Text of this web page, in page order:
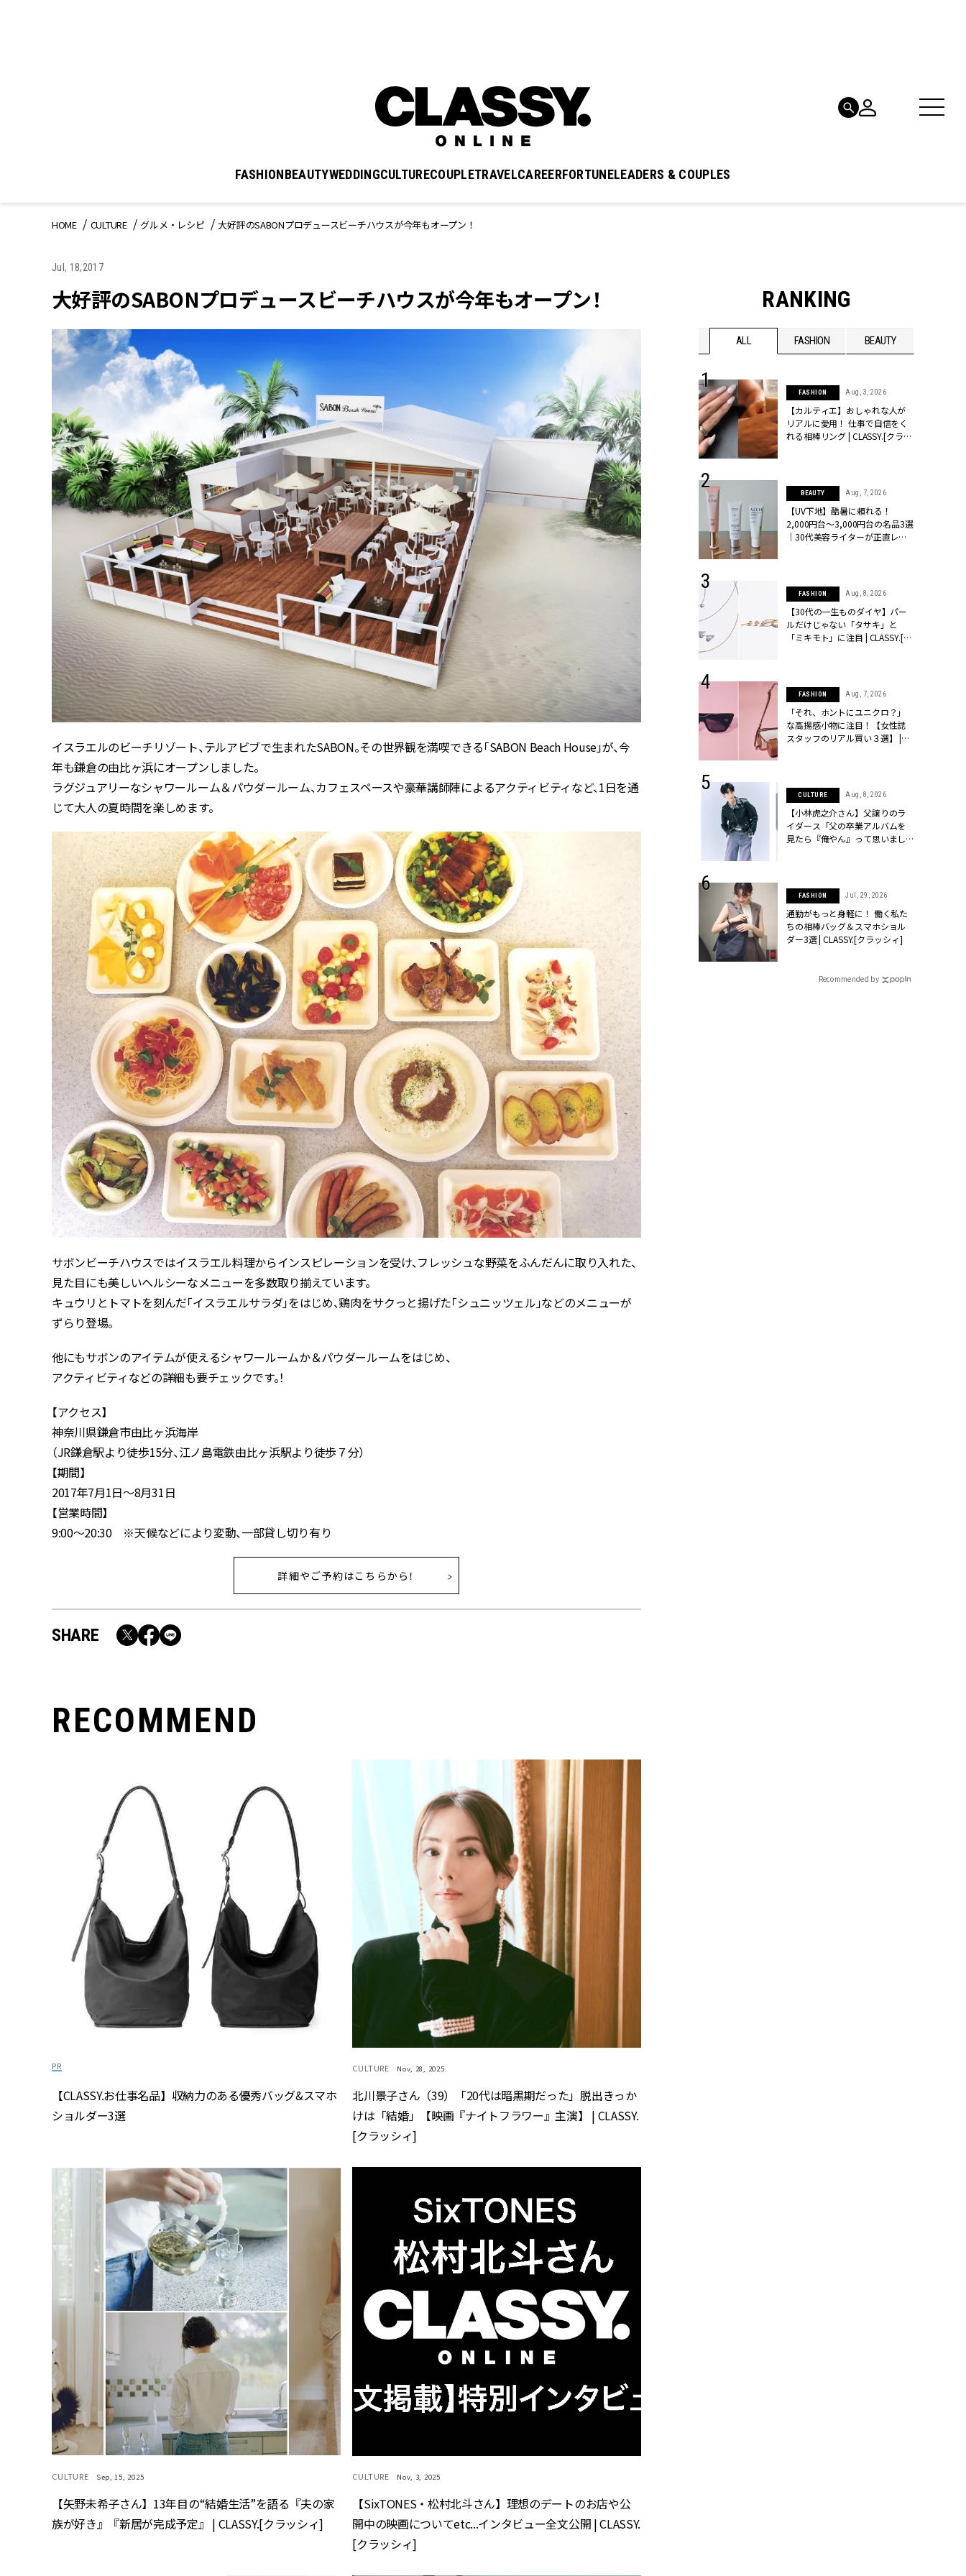
FASHIONBEAUTYWEDDINGCULTURECOUPLETRAVELCAREERFORTUNELEADERS & COUPLES
HOME CULTURE グルメ・レシピ 大好評のSABONプロデュースビーチハウスが今年もオープン！
Jul, 18,2017
大好評のSABONプロデュースビーチハウスが今年もオープン！
イスラエルのビーチリゾート、テルアビブで生まれたSABON。その世界観を満喫できる「SABON Beach House」が、今
年も鎌倉の由比ヶ浜にオープンしました。
ラグジュアリーなシャワールーム＆パウダールーム、カフェスペースや豪華講師陣によるアクティビティなど、1日を通
じて大人の夏時間を楽しめます。
サボンビーチハウスではイスラエル料理からインスピレーションを受け、フレッシュな野菜をふんだんに取り入れた、
見た目にも美しいヘルシーなメニューを多数取り揃えています。
キュウリとトマトを刻んだ「イスラエルサラダ」をはじめ、鶏肉をサクっと揚げた「シュニッツェル」などのメニューが
ずらり登場。
他にもサボンのアイテムが使えるシャワールームか＆パウダールームをはじめ、
アクティビティなどの詳細も要チェックです。！
【アクセス】
神奈川県鎌倉市由比ヶ浜海岸
（JR鎌倉駅より徒歩15分、江ノ島電鉄由比ヶ浜駅より徒歩７分）
【期間】
2017年7月1日～8月31日
【営業時間】
9:00～20:30 ※天候などにより変動、一部貸し切り有り
詳細やご予約はこちらから！
SHARE
RECOMMEND
【CLASSY.お仕事名品】収納力のある優秀バッグ&スマホ
ショルダー3選
CULTURE Nov, 28, 2025
北川景子さん（39）「20代は暗黒期だった」脱出きっか
けは「結婚」【映画『ナイトフラワー』主演】 | CLASSY.
[クラッシィ]
CULTURE Sep, 15, 2025
【矢野未希子さん】13年目の“結婚生活”を語る『夫の家
族が好き』『新居が完成予定』 | CLASSY.[クラッシィ]
CULTURE Nov, 3, 2025
【SixTONES・松村北斗さん】理想のデートのお店や公
開中の映画についてetc...インタビュー全文公開 | CLASSY.
[クラッシィ]
RANKING
ALL FASHION BEAUTY
【UV下地】酷暑に頼れる！
2,000円台〜3,000円台の名品3選
｜30代美容ライターが正直レビ
ュー | CLASSY.[クラッシィ]
BEAUTY Sep, 25, 2025
マルジェラの“レプリカ”に新作
も！注目度急上昇の『フレグラ
ンス』５選 | CLASSY.[クラッシ
ィ]
BEAUTY Aug, 8, 2026
【シャネル】「ココ マドモアゼ
ル クラッシュ アプソリュ」の限
定カフェが登場！世界観に没入
できる体験型イベントが開催 |
CLASSY.[クラッシィ]
Aug, 6, 2026
【ヘアアクセ6選】手抜きに見え
ない！アラサーのまとめ髪が垢
CLASSY.[クラッシィ]
BEAUTY Aug, 5, 2026
のお手入れでうるおってなめら
かな肌を目指す | CLASSY.[クラッ
シィ]
BEAUTY Aug, 8, 2026
“盛りすぎない”がトレンド！
【最旬マスカラ4選】さりげない
ボリュームと絶妙カラー |
CLASSY.[クラッシィ]
WEDDING Jun, 30, 2026
【一生ものジュエリー】1つでも
存在感が際立つ！ポメラートの
「トゥギャザー」シリーズに注
目 | CLASSY.[クラッシィ]
WEDDING Feb, 16, 2026
結婚式に黒ドレスはアリ？お呼
ばれで失敗しないコーデ＆マナ
ーを解説 | CLASSY.[クラッシィ]
エピソードも | CLASSY.[クラッシ
【トレンドの巻き方３選】結婚
式ゲスト服の鉄板“シンプル黒ワ
正解！ | CLASSY.[クラッシィ]
WEDDING Dec, 9, 2025
を『マリッジ』に選ぶ人増えて
ます！ | CLASSY.[クラッシィ]
FASHION Aug, 3, 2026
【カルティエ】おしゃれな人が
リアルに愛用！ 仕事で自信をく
れる相棒リング | CLASSY.[クラッ
BEAUTY Aug, 7, 2026
【UV下地】酷暑に頼れる！
2,000円台〜3,000円台の名品3選
｜30代美容ライターが正直レビ
FASHION Aug, 8, 2026
【30代の一生ものダイヤ】パー
ルだけじゃない「タサキ」と
「ミキモト」に注目 | CLASSY.[ク
FASHION Aug, 7, 2026
「それ、ホントにユニクロ？」
な高揚感小物に注目！【女性誌
スタッフのリアル買い３選】 |
CULTURE Aug, 8, 2026
【小林虎之介さん】父譲りのラ
イダース「父の卒業アルバムを
見たら『俺やん』って思いまし
FASHION Jul, 29, 2026
通勤がもっと身軽に！ 働く私た
ちの相棒バッグ＆スマホショル
ダー3選 | CLASSY.[クラッシィ]
Recommended by